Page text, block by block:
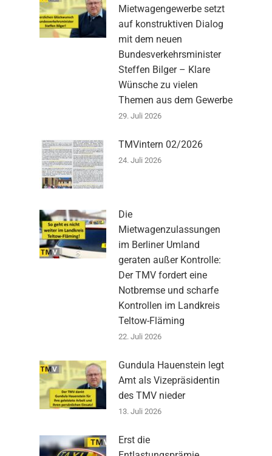
Mietwagengewerbe setzt
auf konstruktiven Dialog
mit dem neuen
Bundesverkehrsminister
Steffen Bilger – Klare
Wünsche zu vielen
Themen aus dem Gewerbe
29. Juli 2026
TMVintern 02/2026
24. Juli 2026
Die
Mietwagenzulassungen
im Berliner Umland
geraten außer Kontrolle:
Der TMV fordert eine
Notbremse und scharfe
Kontrollen im Landkreis
Teltow-Fläming
22. Juli 2026
Gundula Hauenstein legt
Amt als Vizepräsidentin
des TMV nieder
13. Juli 2026
Erst die